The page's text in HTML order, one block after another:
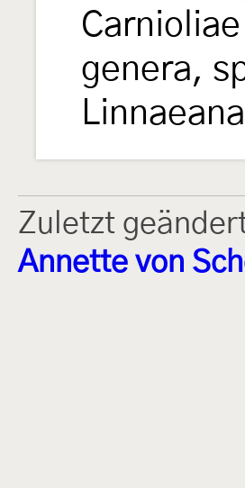
genera,
Zuletzt
Annette von